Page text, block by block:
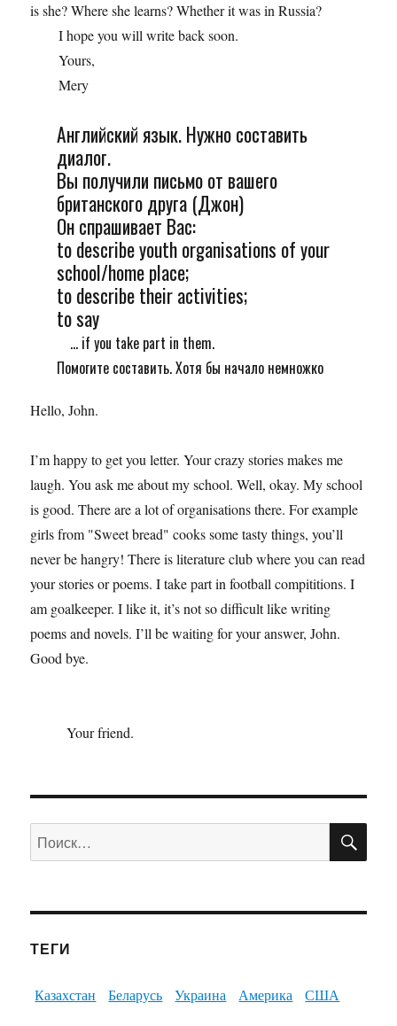
is she? Where she learns? Whether it was in Russia?
I hope you will write back soon.
Yours,
Mery
Английский язык. Нужно составить
диалог.
Вы получили письмо от вашего
британского друга (Джон)
Он спрашивает Вас:
to describe youth organisations of your
school/home place;
to describe their activities;
to say
... if you take part in them.
Помогите составить. Хотя бы начало немножко
Hello, John.
I’m happy to get you letter. Your crazy stories makes me
laugh. You ask me about my school. Well, okay. My school
is good. There are a lot of organisations there. For example
girls from "Sweet bread" cooks some tasty things, you’ll
never be hangry! There is literature club where you can read
your stories or poems. I take part in football compititions. I
am goalkeeper. I like it, it’s not so difficult like writing
poems and novels. I’ll be waiting for your answer, John.
Good bye.
Your friend.
Искать:
ТЕГИ
Казахстан Беларусь Украина Америка США